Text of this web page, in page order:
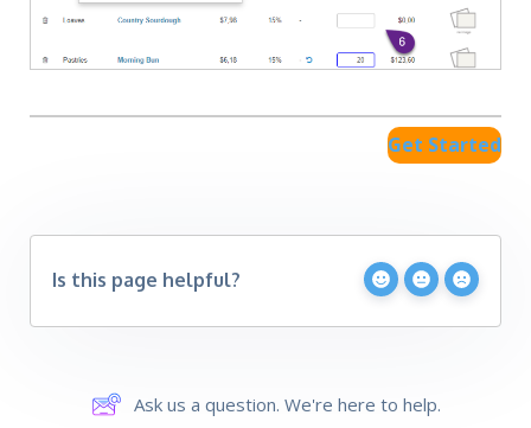
Get Started
Is this page helpful?
Ask us a question. We're here to help.